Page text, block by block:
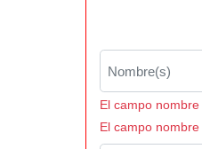
El campo
El campo